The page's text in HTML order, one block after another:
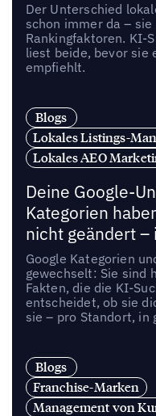
Der Unterschied
schon immer da –
Rankingfaktoren. KI-
liest beide, bevor sie
empfiehlt.
Blogs
Lokales Listings-
Lokales AEO
Deine Google-
Kategorien
nicht geändert –
Google Kategorien
gewechselt: Sie sind
Fakten, die die KI-
entscheidet, ob sie
sie – pro Standort, in
Blogs
Franchise-Marken
Management von